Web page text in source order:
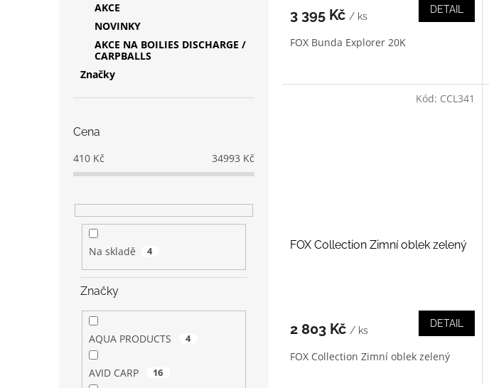
AKCE
NOVINKY
AKCE NA BOILIES DISCHARGE /
CARPBALLS
Značky
Cena
410 Kč 34993 Kč
Na skladě 4
Značky
AQUA PRODUCTS 4
AVID CARP 16
3 395 Kč / ks
DETAIL
FOX Bunda Explorer 20K
FOX Collection Zimní oblek zelený
2 803 Kč / ks
DETAIL
FOX Collection Zimní oblek zelený
Kód: CCL341